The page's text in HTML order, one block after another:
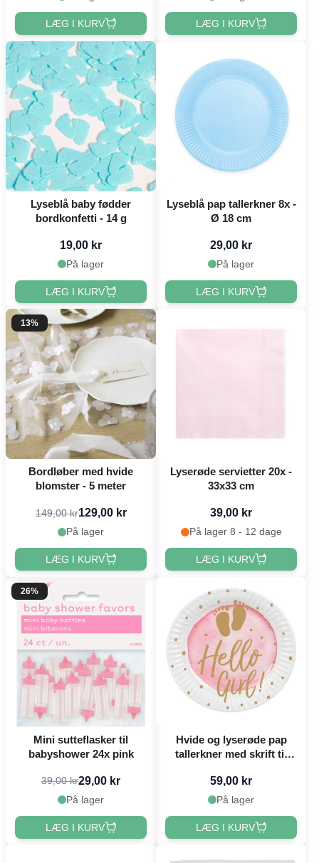
LÆG I KURV LÆG I KURV
Lyseblå baby fødder
bordkonfetti - 14 g
19,00 kr
På lager
LÆG I KURV
Lyseblå pap tallerkner 8x -
Ø 18 cm
29,00 kr
På lager
LÆG I KURV
13%
Bordløber med hvide
blomster - 5 meter
149,00 kr129,00 kr
På lager
LÆG I KURV
Lyserøde servietter 20x -
33x33 cm
39,00 kr
På lager 8 - 12 dage
LÆG I KURV
26%
Mini sutteflasker til
babyshower 24x pink
39,00 kr29,00 kr
På lager
LÆG I KURV
Hvide og lyserøde pap
tallerkner med skrift til
59,00 kr
På lager
LÆG I KURV